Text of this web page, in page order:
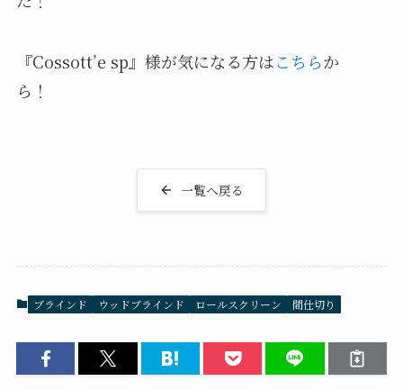
『Cossott’e sp』様が気になる方はこちらか
ら！
一覧へ戻る
ブラインド ウッドブラインド ロールスクリーン 間仕切り